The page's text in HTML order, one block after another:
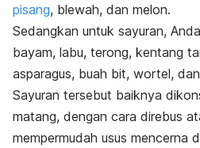
pisang, blewah, dan melon.
Sedangkan untuk sayuran,
bayam, labu, terong, kentang
asparagus, buah bit, wortel, dan
Sayuran tersebut baiknya
matang, dengan cara direbus
mempermudah usus mencerna